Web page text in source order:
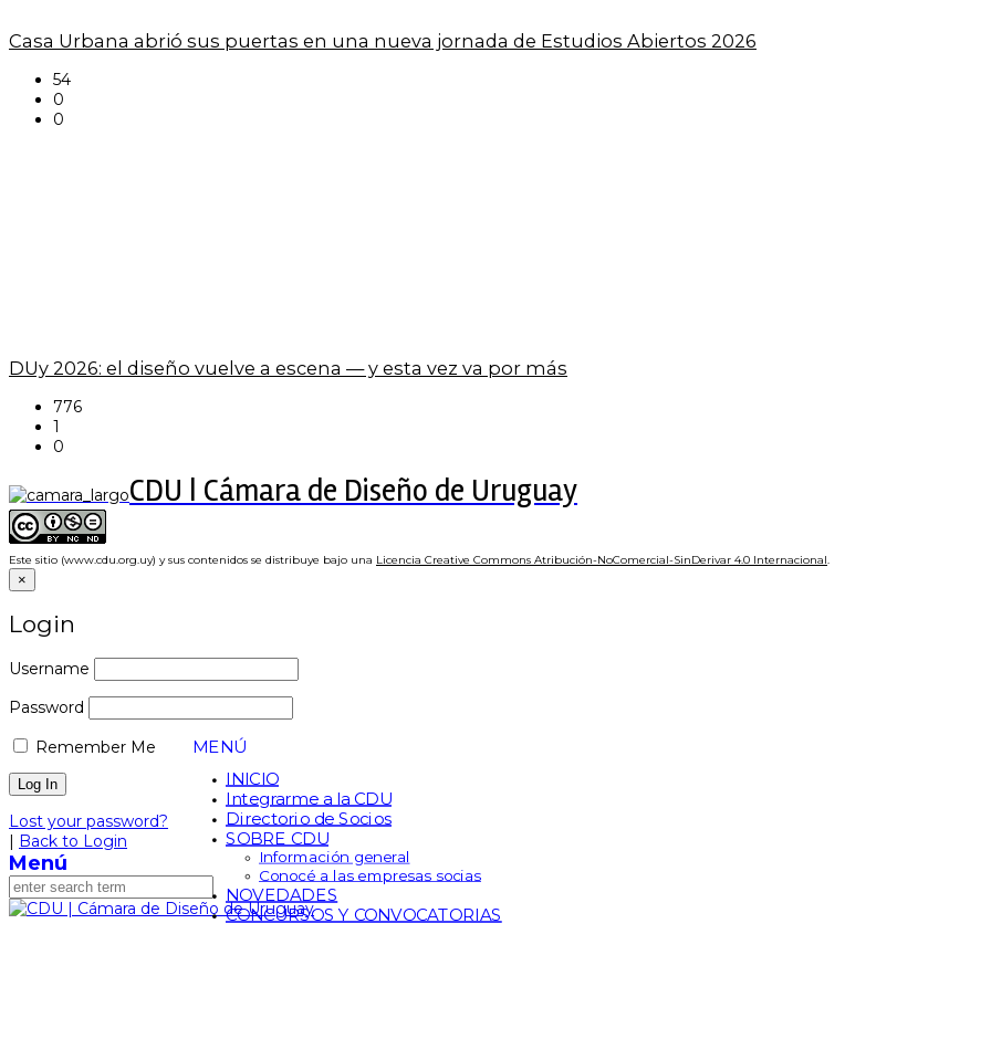
Casa Urbana abrió sus puertas en una nueva jornada de Estudios Abiertos 2026
54
0
0
DUy 2026: el diseño vuelve a escena — y esta vez va por más
776
1
0
CDU | Cámara de Diseño de Uruguay
Este sitio (www.cdu.org.uy) y sus contenidos se distribuye bajo una Licencia Creative Commons Atribución-NoComercial-SinDerivar 4.0 Internacional.
×
Login
Username
Password
Remember Me
Lost your password?
| Back to Login
Menú
MENÚ
INICIO
Integrarme a la CDU
Directorio de Socios
SOBRE CDU
Información general
Conocé a las empresas socias
NOVEDADES
CONCURSOS Y CONVOCATORIAS